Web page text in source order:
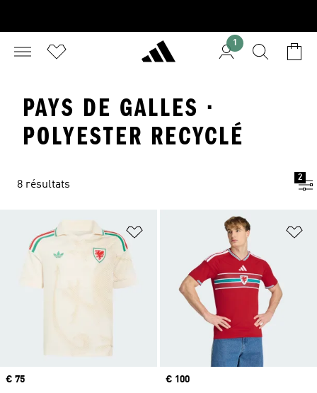
1
PAYS DE GALLES ·
POLYESTER RECYCLÉ
8 résultats
2
Ajouter à la Liste de produits
Prix
€ 75
Prix
€ 100